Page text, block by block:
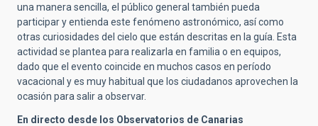
una manera sencilla, el público general también pueda
participar y entienda este fenómeno astronómico, así como
otras curiosidades del cielo que están descritas en la guía. Esta
actividad se plantea para realizarla en familia o en equipos,
dado que el evento coincide en muchos casos en período
vacacional y es muy habitual que los ciudadanos aprovechen la
ocasión para salir a observar.
En directo desde los Observatorios de Canarias